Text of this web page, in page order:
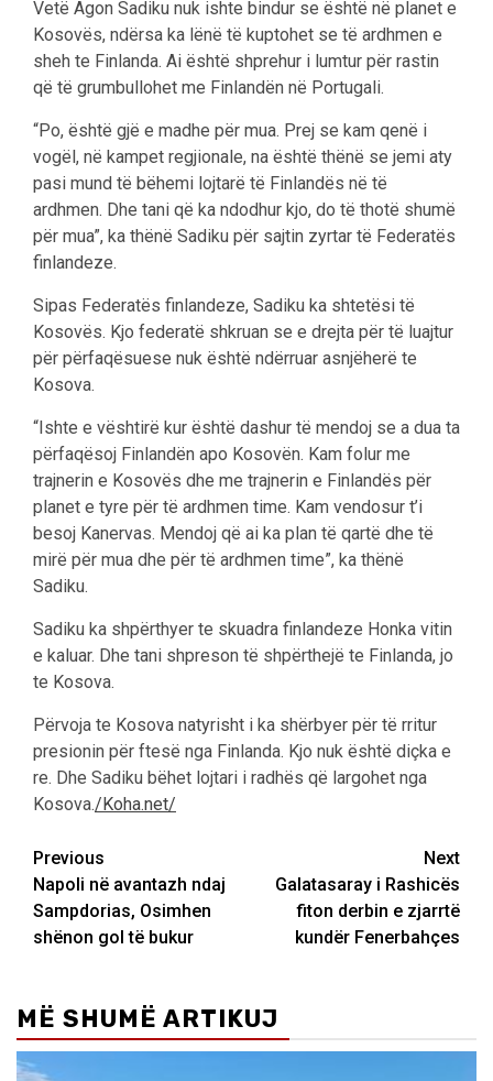
Vetë Agon Sadiku nuk ishte bindur se është në planet e
Kosovës, ndërsa ka lënë të kuptohet se të ardhmen e
sheh te Finlanda. Ai është shprehur i lumtur për rastin
që të grumbullohet me Finlandën në Portugali.
“Po, është gjë e madhe për mua. Prej se kam qenë i
vogël, në kampet regjionale, na është thënë se jemi aty
pasi mund të bëhemi lojtarë të Finlandës në të
ardhmen. Dhe tani që ka ndodhur kjo, do të thotë shumë
për mua”, ka thënë Sadiku për sajtin zyrtar të Federatës
finlandeze.
Sipas Federatës finlandeze, Sadiku ka shtetësi të
Kosovës. Kjo federatë shkruan se e drejta për të luajtur
për përfaqësuese nuk është ndërruar asnjëherë te
Kosova.
“Ishte e vështirë kur është dashur të mendoj se a dua ta
përfaqësoj Finlandën apo Kosovën. Kam folur me
trajnerin e Kosovës dhe me trajnerin e Finlandës për
planet e tyre për të ardhmen time. Kam vendosur t’i
besoj Kanervas. Mendoj që ai ka plan të qartë dhe të
mirë për mua dhe për të ardhmen time”, ka thënë
Sadiku.
Sadiku ka shpërthyer te skuadra finlandeze Honka vitin
e kaluar. Dhe tani shpreson të shpërthejë te Finlanda, jo
te Kosova.
Përvoja te Kosova natyrisht i ka shërbyer për të rritur
presionin për ftesë nga Finlanda. Kjo nuk është diçka e
re. Dhe Sadiku bëhet lojtari i radhës që largohet nga
Kosova./Koha.net/
Post
navigation
Previous
Napoli në avantazh ndaj
Sampdorias, Osimhen
shënon gol të bukur
Next
Galatasaray i Rashicës
fiton derbin e zjarrtë
kundër Fenerbahçes
MË SHUMË ARTIKUJ